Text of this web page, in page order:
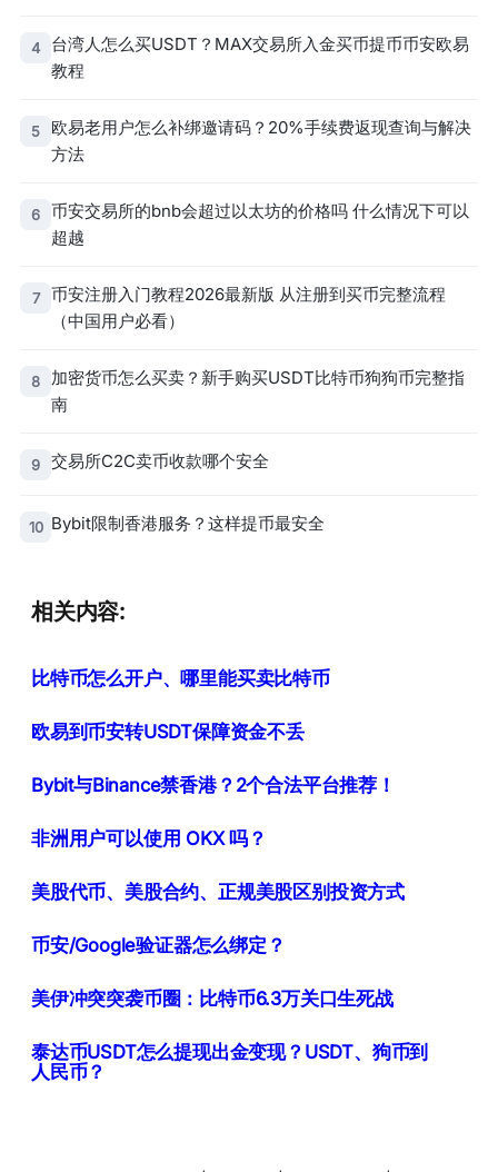
4
台湾人怎么买USDT？MAX交易所入金买币提币币安欧易
教程
5
欧易老用户怎么补绑邀请码？20%手续费返现查询与解决
方法
6
币安交易所的bnb会超过以太坊的价格吗 什么情况下可以
超越
7
币安注册入门教程2026最新版 从注册到买币完整流程
（中国用户必看）
8
加密货币怎么买卖？新手购买USDT比特币狗狗币完整指
南
9 交易所C2C卖币收款哪个安全
10 Bybit限制香港服务？这样提币最安全
相关内容:
比特币怎么开户、哪里能买卖比特币
欧易到币安转USDT保障资金不丢
Bybit与Binance禁香港？2个合法平台推荐！
非洲用户可以使用 OKX 吗？
美股代币、美股合约、正规美股区别投资方式
币安/Google验证器怎么绑定？
美伊冲突突袭币圈：比特币6.3万关口生死战
泰达币USDT怎么提现出金变现？USDT、狗币到
人民币？